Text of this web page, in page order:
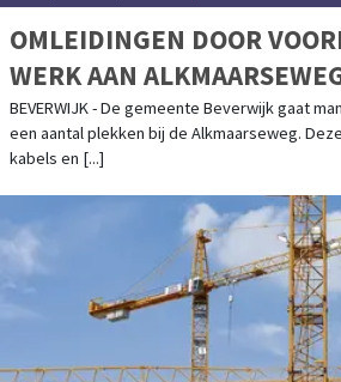
OMLEIDINGEN DOOR
WERK AAN
BEVERWIJK - De gemeente Beverwijk gaat
een aantal plekken bij de Alkmaarseweg.
kabels en [...]